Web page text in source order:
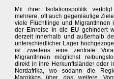
Mit ihrer Isolationspolitik
mehrere, oft auch gegenläufige
viele Flüchtlinge und
der Einreise in die EU gehindert
derzeit innerhalb und außerhalb
unterschiedlicher Lager
ist zweitens eine zentrale
MigrantInnen möglichst
direkt in ihre Herkunftsländer oder
Nordafrika, wo sodann die